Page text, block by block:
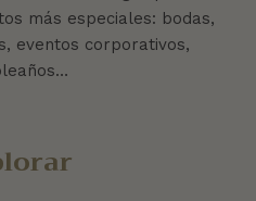
más especiales: bodas,
eventos corporativos,